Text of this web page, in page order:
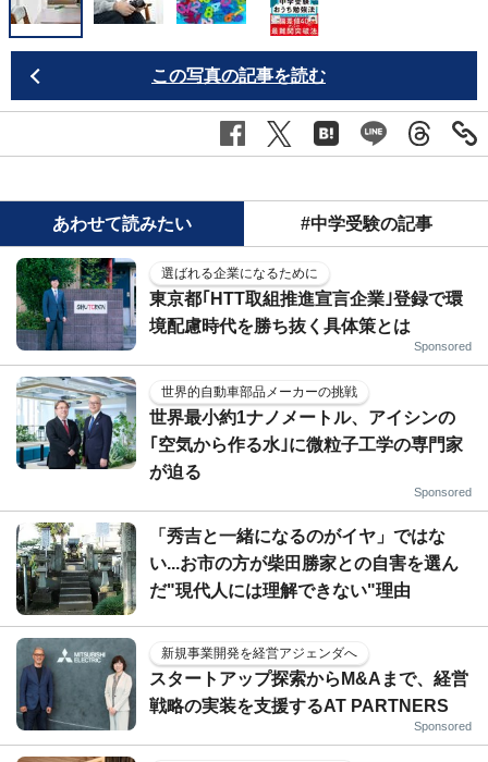
この写真の記事を読む
あわせて読みたい #中学受験の記事
選ばれる企業になるために
東京都｢HTT取組推進宣言企業｣登録で環
境配慮時代を勝ち抜く具体策とは
Sponsored
世界的自動車部品メーカーの挑戦
世界最小約1ナノメートル、アイシンの
｢空気から作る水｣に微粒子工学の専門家
が迫る
Sponsored
「秀吉と一緒になるのがイヤ」ではな
い...お市の方が柴田勝家との自害を選ん
だ"現代人には理解できない"理由
新規事業開発を経営アジェンダへ
スタートアップ探索からM&Aまで、経営
戦略の実装を支援するAT PARTNERS
Sponsored